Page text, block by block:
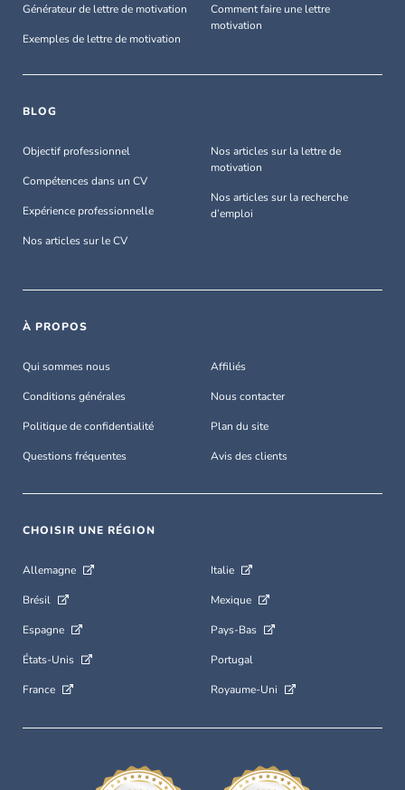
Générateur de lettre de motivation
Exemples de lettre de motivation
Comment faire une lettre
motivation
BLOG
Objectif professionnel
Compétences dans un CV
Expérience professionnelle
Nos articles sur le CV
Nos articles sur la lettre de
motivation
Nos articles sur la recherche
d’emploi
À PROPOS
Qui sommes nous
Conditions générales
Politique de confidentialité
Questions fréquentes
Affiliés
Nous contacter
Plan du site
Avis des clients
CHOISIR UNE RÉGION
Allemagne
Brésil
Espagne
États-Unis
France
Italie
Mexique
Pays-Bas
Portugal
Royaume-Uni